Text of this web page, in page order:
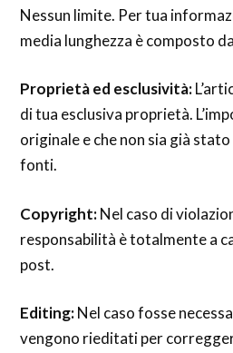
Nessun limite. Per tua
media lunghezza è composto
Proprietà ed esclusività:
di tua esclusiva proprietà.
originale e che non sia già
fonti.
Copyright:Nel caso di
responsabilità è totalmente a
post.
Editing:Nel caso fosse
vengono rieditati per